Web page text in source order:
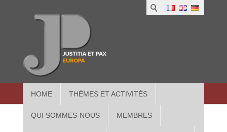
HOME THÈMES ET ACTIVITÉS
QUI SOMMES-NOUS MEMBRES
in